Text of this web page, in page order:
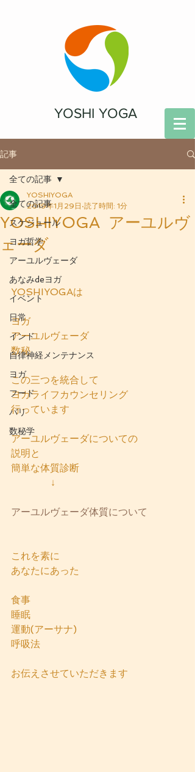
YOSHI YOGA
記事
全ての記事
スケジュール
ヨガ哲学
アーユルヴェーダ
あなみdeヨガ
イベント
日常
インド
自律神経メンテナンス
ヨガ
フード
バリ
数秘学
全ての記事
YOSHIYOGA アーユルヴ
ェーダ
YOSHIYOGA
2019年1月29日 読了時間: 1分
YOSHIYOGAは
ヨガ
アーユルヴェーダ
数秘
この三つを統合して
ヨガライフカウンセリング
行っています
アーユルヴェーダについての
説明と
簡単な体質診断
             ↓
アーユルヴェーダ体質について
これを素に
あなたにあった
食事
睡眠
運動(アーサナ)
呼吸法
お伝えさせていただきます